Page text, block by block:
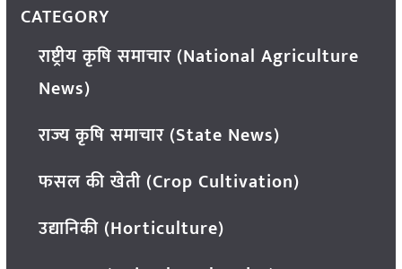
CATEGORY
राष्ट्रीय कृषि समाचार (National Agriculture
News)
राज्य कृषि समाचार (State News)
फसल की खेती (Crop Cultivation)
उद्यानिकी (Horticulture)